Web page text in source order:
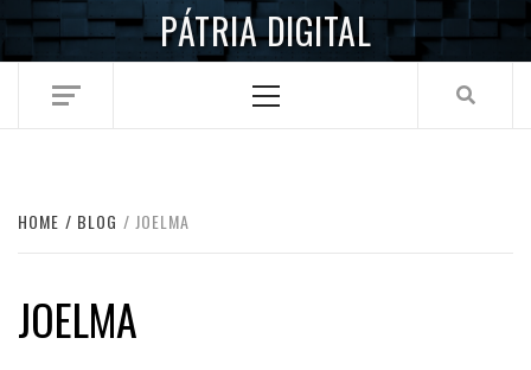
Skip
PÁTRIA DIGITAL
Menu
HOME BLOG JOELMA
JOELMA